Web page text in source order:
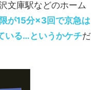
文庫駅などのホーム
が15分×3回で京急は
いる…というかケチだ